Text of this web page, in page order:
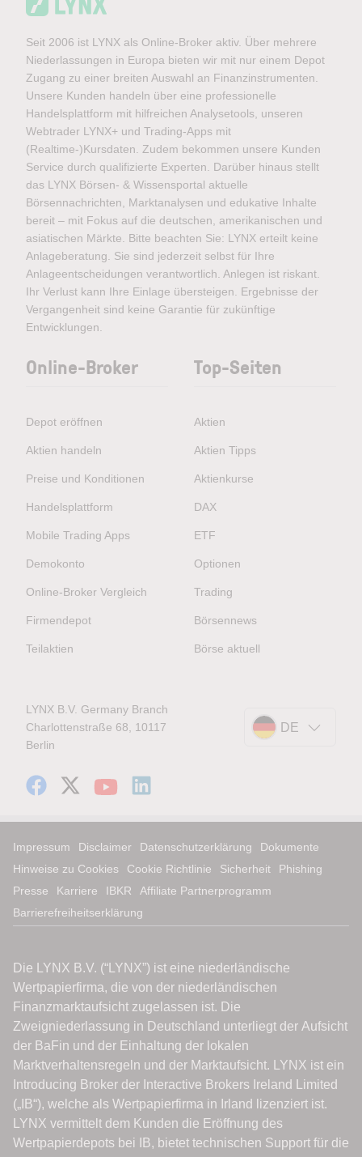
Seit 2006 ist LYNX als Online-Broker aktiv. Über mehrere
Niederlassungen in Europa bieten wir mit nur einem Depot
Zugang zu einer breiten Auswahl an Finanzinstrumenten.
Unsere Kunden handeln über eine professionelle
Handelsplattform mit hilfreichen Analysetools, unseren
Webtrader LYNX+ und Trading-Apps mit
(Realtime-)Kursdaten. Zudem bekommen unsere Kunden
Service durch qualifizierte Experten. Darüber hinaus stellt
das LYNX Börsen- & Wissensportal aktuelle
Börsennachrichten, Marktanalysen und edukative Inhalte
bereit – mit Fokus auf die deutschen, amerikanischen und
asiatischen Märkte. Bitte beachten Sie: LYNX erteilt keine
Anlageberatung. Sie sind jederzeit selbst für Ihre
Anlageentscheidungen verantwortlich. Anlegen ist riskant.
Ihr Verlust kann Ihre Einlage übersteigen. Ergebnisse der
Vergangenheit sind keine Garantie für zukünftige
Entwicklungen.
Online-Broker
Depot eröffnen
Aktien handeln
Preise und Konditionen
Handelsplattform
Mobile Trading Apps
Demokonto
Online-Broker Vergleich
Firmendepot
Teilaktien
Top-Seiten
Aktien
Aktien Tipps
Aktienkurse
DAX
ETF
Optionen
Trading
Börsennews
Börse aktuell
LYNX B.V. Germany Branch
Charlottenstraße 68, 10117
Berlin
DE
Impressum Disclaimer Datenschutzerklärung
Dokumente
Hinweise zu Cookies
Cookie Richtlinie Sicherheit
Phishing
Presse
Karriere IBKR
Affiliate Partnerprogramm
Barrierefreiheitserklärung